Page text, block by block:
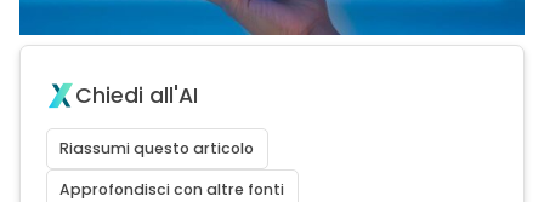
Chiedi all'AI
Riassumi questo articolo
Approfondisci con altre fonti